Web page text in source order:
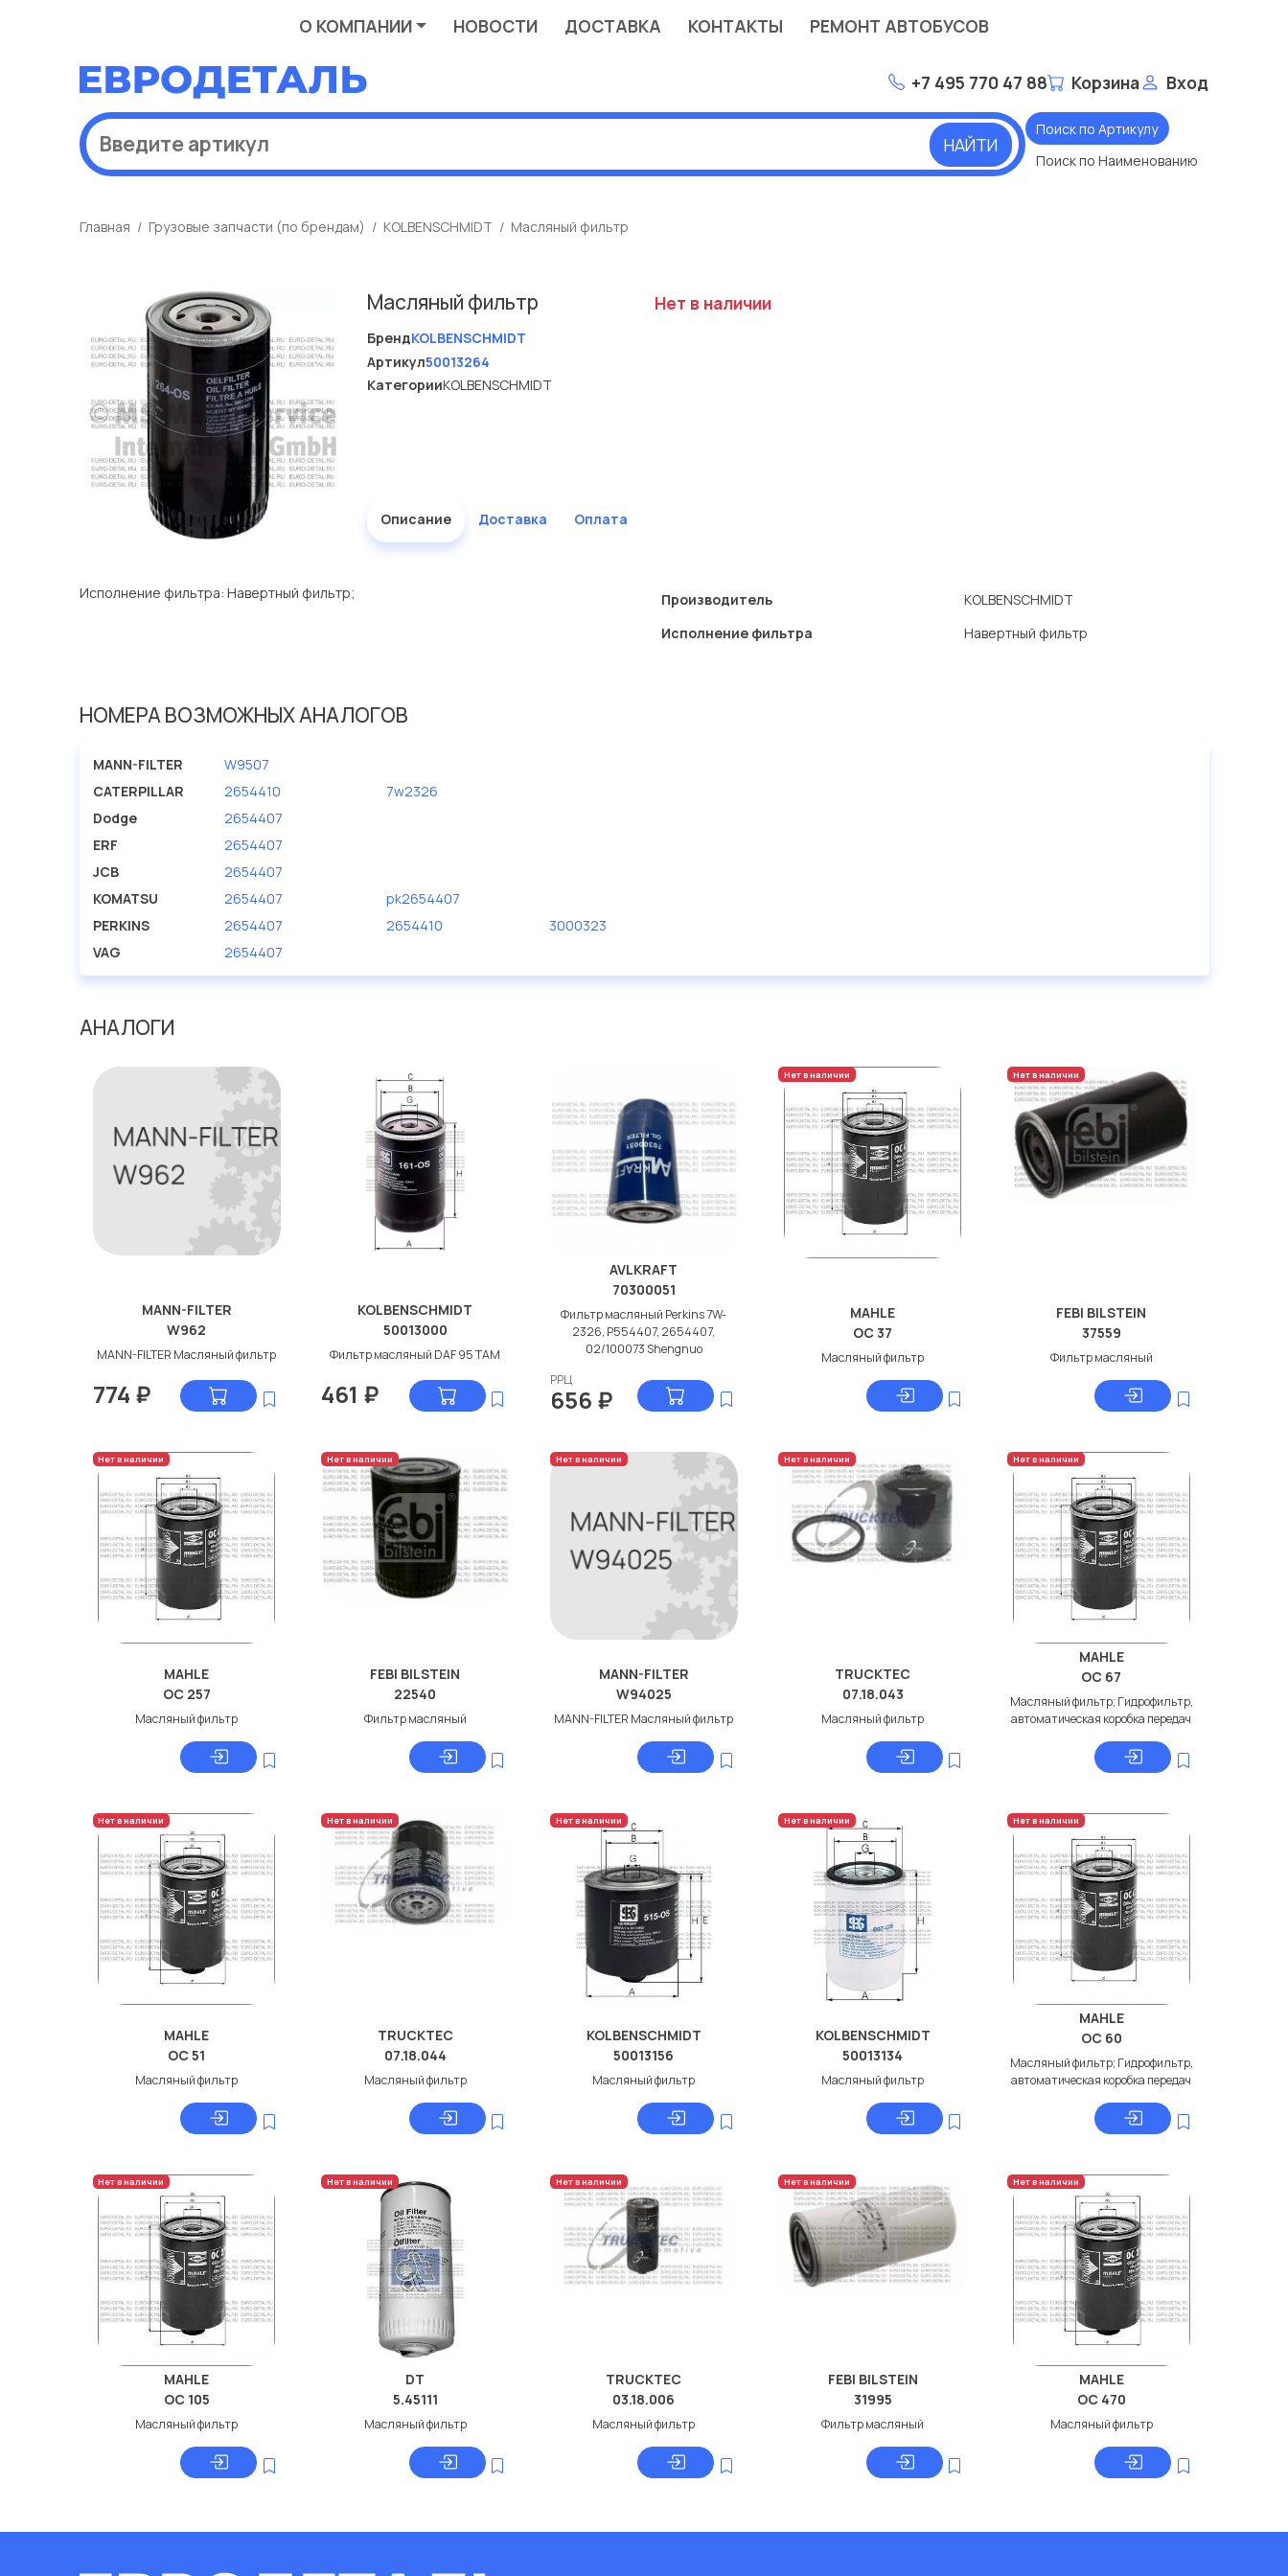
О КОМПАНИИ НОВОСТИ ДОСТАВКА КОНТАКТЫ РЕМОНТ АВТОБУСОВ
+7 495 770 47 88 Корзина Вход
НАЙТИ
Поиск по Артикулу
Поиск по Наименованию
Главная Грузовые запчасти (по брендам) KOLBENSCHMIDT Масляный фильтр
Масляный фильтр
БрендKOLBENSCHMIDT
Артикул50013264
КатегорииKOLBENSCHMIDT
Нет в наличии
Описание Доставка Оплата
Исполнение фильтра: Навертный фильтр; Производитель
KOLBENSCHMIDT
Исполнение фильтра
Навертный фильтр
НОМЕРА ВОЗМОЖНЫХ АНАЛОГОВ
MANN-FILTER
W9507
CATERPILLAR
2654410
7w2326
Dodge
2654407
ERF
2654407
JCB
2654407
KOMATSU
2654407
pk2654407
PERKINS
2654407 2654410
3000323
VAG
2654407
АНАЛОГИ
MANN-FILTER
W962
MANN-FILTER Масляный фильтр
774 ₽
KOLBENSCHMIDT
50013000
Фильтр масляный DAF 95 ТАМ
461 ₽
AVLKRAFT
70300051
Фильтр масляный Perkins 7W-
2326, P554407, 2654407,
02/100073 Shengnuo
РРЦ
656 ₽
Нет в наличии
MAHLE
OC 37
Масляный фильтр
Нет в наличии
FEBI BILSTEIN
37559
Фильтр масляный
Нет в наличии
MAHLE
OC 257
Масляный фильтр
Нет в наличии
FEBI BILSTEIN
22540
Фильтр масляный
Нет в наличии
MANN-FILTER
W94025
MANN-FILTER Масляный фильтр
Нет в наличии
TRUCKTEC
07.18.043
Масляный фильтр
Нет в наличии
MAHLE
OC 67
Масляный фильтр; Гидрофильтр,
автоматическая коробка передач
Нет в наличии
MAHLE
OC 51
Масляный фильтр
Нет в наличии
TRUCKTEC
07.18.044
Масляный фильтр
Нет в наличии
KOLBENSCHMIDT
50013156
Масляный фильтр
Нет в наличии
KOLBENSCHMIDT
50013134
Масляный фильтр
Нет в наличии
MAHLE
OC 60
Масляный фильтр; Гидрофильтр,
автоматическая коробка передач
Нет в наличии
MAHLE
OC 105
Масляный фильтр
Нет в наличии
DT
5.45111
Масляный фильтр
Нет в наличии
TRUCKTEC
03.18.006
Масляный фильтр
Нет в наличии
FEBI BILSTEIN
31995
Фильтр масляный
Нет в наличии
MAHLE
OC 470
Масляный фильтр